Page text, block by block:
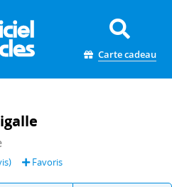
Carte cadeau
Favoris